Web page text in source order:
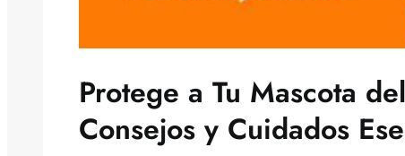
Protege a Tu Mascota
Consejos y Cuidados